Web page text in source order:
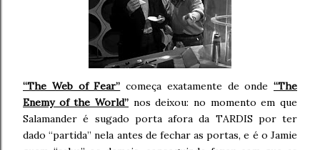
“The Web of Fear” começa exatamente de onde “The
Enemy of the World” nos deixou: no momento em que
Salamander é sugado porta afora da TARDIS por ter
dado “partida” nela antes de fechar as portas, e é o Jamie